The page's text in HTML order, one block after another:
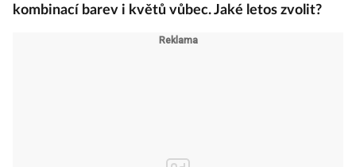
kombinací barev i květů vůbec. Jaké letos zvolit?